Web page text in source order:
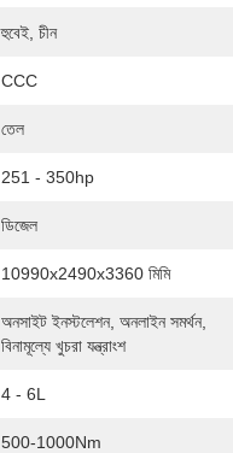
হুবেই, চীন
CCC
তেল
251 - 350hp
ডিজেল
10990x2490x3360 মিমি
অনসাইট ইনস্টলেশন, অনলাইন সমর্থন,
বিনামূল্যে খুচরা যন্ত্রাংশ
4 - 6L
500-1000Nm